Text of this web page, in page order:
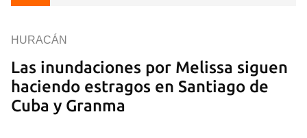
Las inundaciones por Melissa siguen
haciendo estragos en Santiago de
Cuba y Granma
HURACÁN